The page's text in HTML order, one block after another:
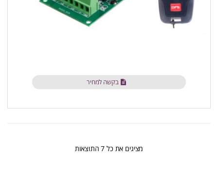
בקשה למחיר
מציגים את כל ⁦7⁩ התוצאות ממוין